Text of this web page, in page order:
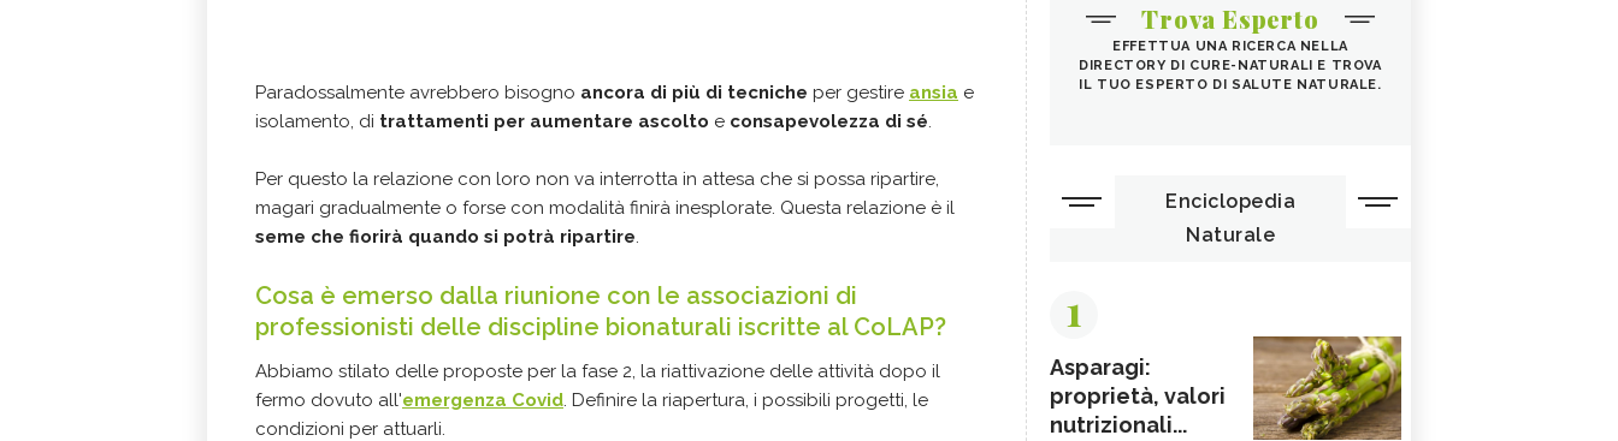
Paradossalmente avrebbero bisogno ancora di più di tecniche per gestire ansia e
isolamento, di trattamenti per aumentare ascolto e consapevolezza di sé.
Per questo la relazione con loro non va interrotta in attesa che si possa ripartire,
magari gradualmente o forse con modalità finirà inesplorate. Questa relazione è il
seme che fiorirà quando si potrà ripartire.
Cosa è emerso dalla riunione con le associazioni di
professionisti delle discipline bionaturali iscritte al CoLAP?
Abbiamo stilato delle proposte per la fase 2, la riattivazione delle attività dopo il
fermo dovuto all'emergenza Covid. Definire la riapertura, i possibili progetti, le
condizioni per attuarli.
Trova Esperto
EFFETTUA UNA RICERCA NELLA
DIRECTORY DI CURE-NATURALI E TROVA
IL TUO ESPERTO DI SALUTE NATURALE.
Enciclopedia
Naturale
1
Asparagi:
proprietà, valori
nutrizionali...